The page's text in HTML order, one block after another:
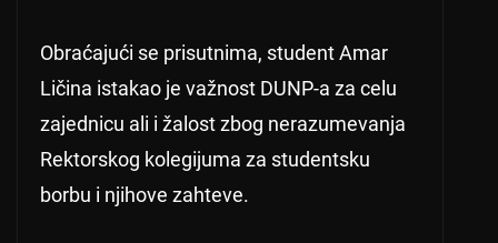
Obraćajući se prisutnima, student Amar
Ličina istakao je važnost DUNP-a za celu
zajednicu ali i žalost zbog nerazumevanja
Rektorskog kolegijuma za studentsku
borbu i njihove zahteve.